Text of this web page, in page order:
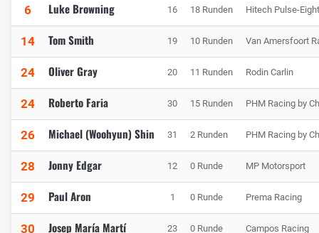
6 Luke Browning 16 18 Runden Hitech Pulse-Eight
14 Tom Smith 19 10 Runden Van Amersfoort
24 Oliver Gray 20 11 Runden Rodin Carlin
24 Roberto Faria 30 15 Runden PHM Racing by
26 Michael (Woohyun) Shin 31 2 Runden PHM Racing by
28 Jonny Edgar 12 0 Runde MP Motorsport
29 Paul Aron 1 0 Runde Prema Racing
30 Josep María Martí 23 0 Runde Campos Racing